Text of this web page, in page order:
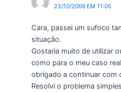
23/10/2009 EM 11:05
Cara, passei um sufoco
situação.
Gostaria muito de utilizar
como para o meu caso
obrigado a continuar com
Resolvi o problema